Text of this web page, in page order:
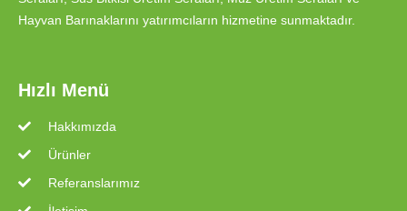
Hayvan Barınaklarını yatırımcıların hizmetine sunmaktadır.
Hızlı Menü
Hakkımızda
Ürünler
Referanslarımız